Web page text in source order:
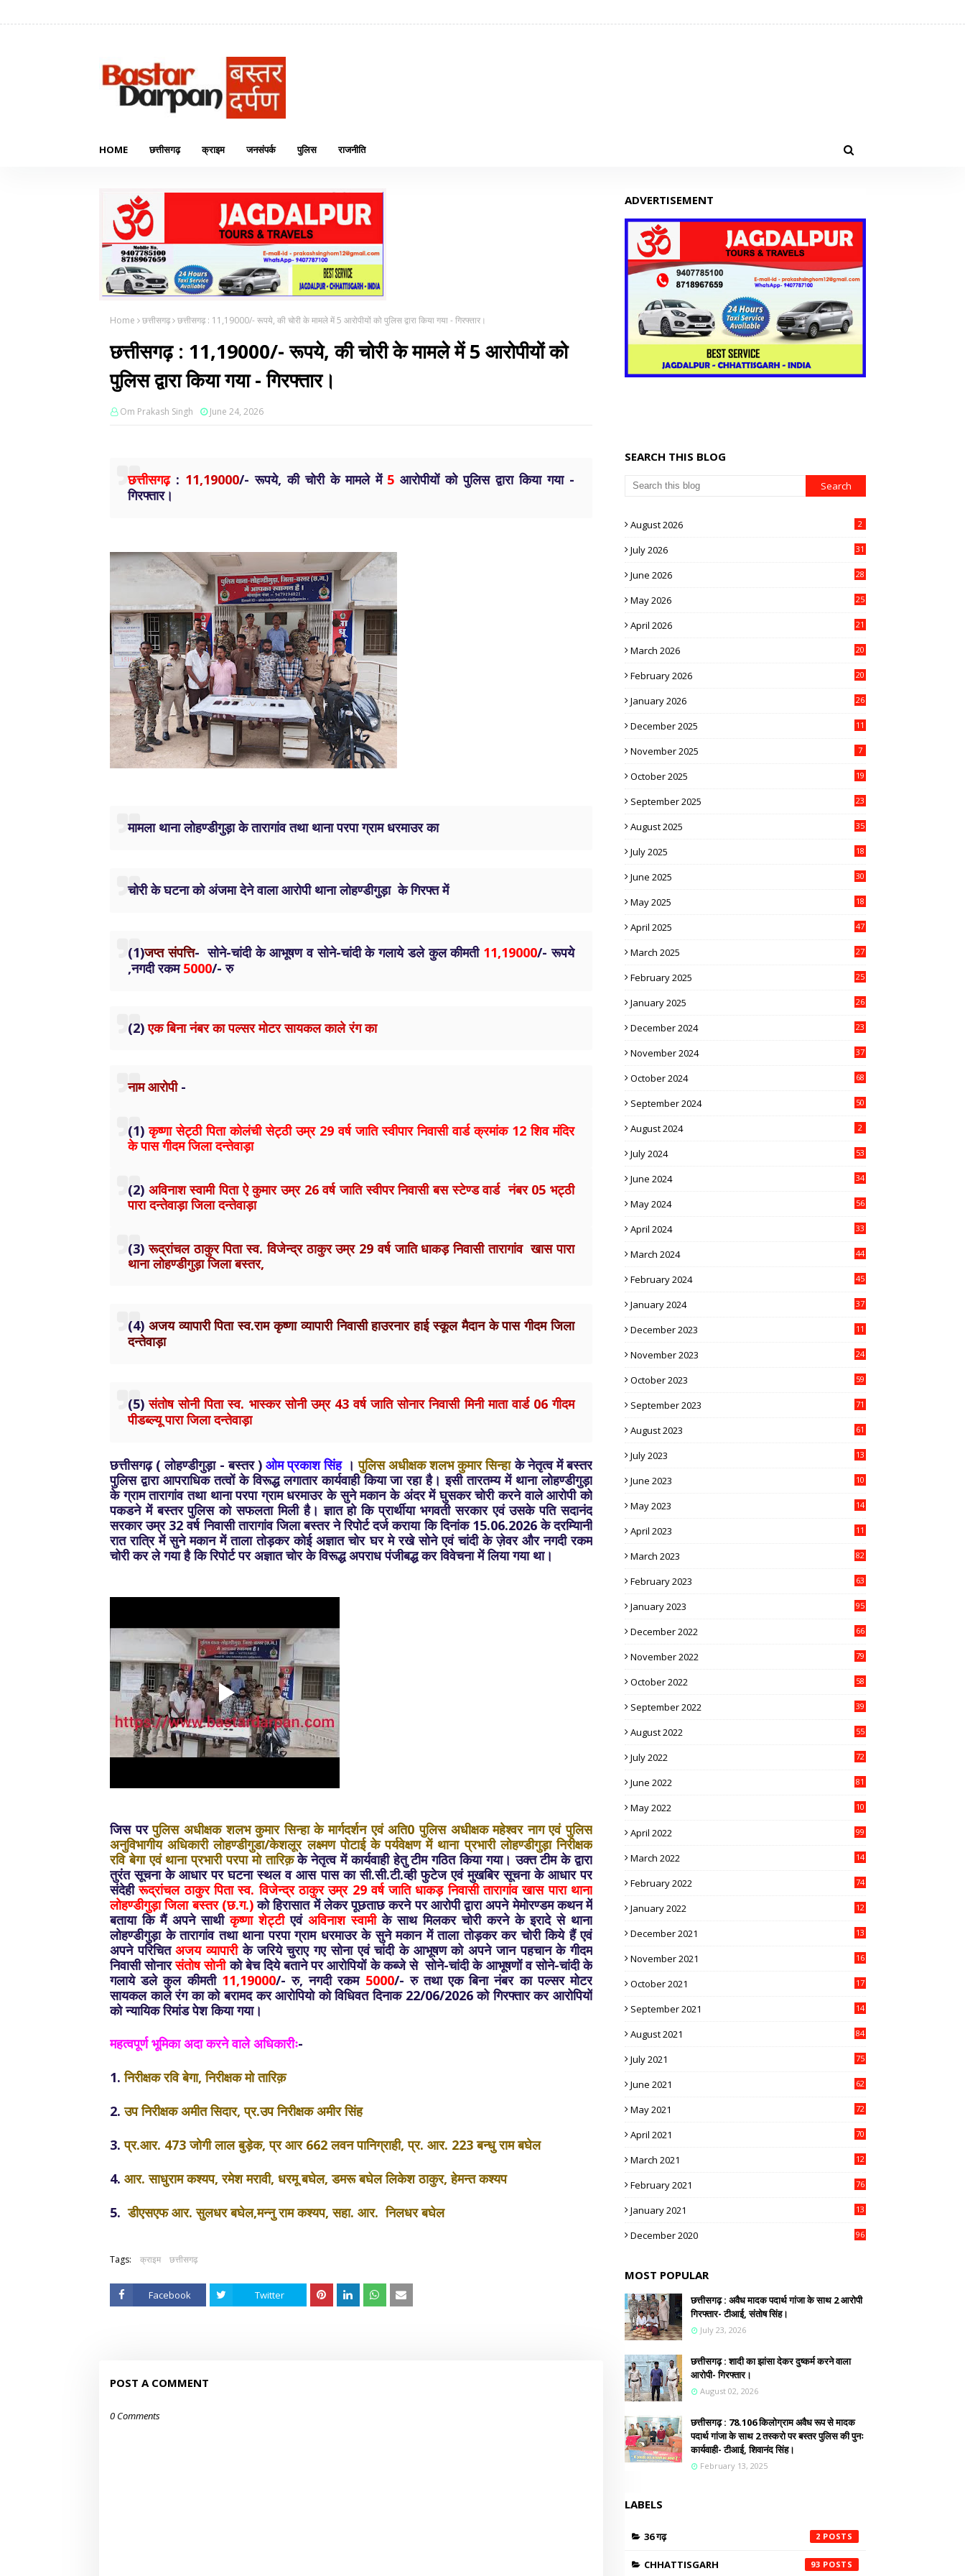
HOME छत्तीसगढ़ क्राइम जनसंपर्क पुलिस राजनीति
Home छत्तीसगढ़ छत्तीसगढ़ : 11,19000/- रूपये, की चोरी के मामले में 5 आरोपीयों को पुलिस द्वारा किया गया - गिरफ्तार।
छत्तीसगढ़ : 11,19000/- रूपये, की चोरी के मामले में 5 आरोपीयों को
पुलिस द्वारा किया गया - गिरफ्तार।
Om Prakash Singh June 24, 2026
छत्तीसगढ़ : 11,19000/- रूपये, की चोरी के मामले में 5 आरोपीयों को पुलिस द्वारा किया गया -
गिरफ्तार।
मामला थाना लोहण्डीगुड़ा के तारागांव तथा थाना परपा ग्राम धरमाउर का
चोरी के घटना को अंजमा देने वाला आरोपी थाना लोहण्डीगुड़ा के गिरफ्त में
(1)जप्त संपत्ति- सोने-चांदी के आभूषण व सोने-चांदी के गलाये डले कुल कीमती 11,19000/- रूपये
,नगदी रकम5000/- रु
(2)एक बिना नंबर का पल्सर मोटर सायकल काले रंग का
नाम आरोपी-
(1) कृष्णा सेट्ठी पिता कोलंची सेट्ठी उम्र 29 वर्ष जाति स्वीपार निवासी वार्ड क्रमांक 12 शिव मंदिर
के पास गीदम जिला दन्तेवाड़ा
(2) अविनाश स्वामी पिता ऐ कुमार उम्र 26 वर्ष जाति स्वीपर निवासी बस स्टेण्ड वार्ड नंबर 05 भट्ठी
पारा दन्तेवाड़ा जिला दन्तेवाड़ा
(3)रूद्रांचल ठाकुर पिता स्व. विजेन्द्र ठाकुर उम्र 29 वर्ष जाति धाकड़ निवासी तारागांव खास पारा
थाना लोहण्डीगुड़ा जिला बस्तर,
(4) अजय व्यापारी पिता स्व.राम कृष्णा व्यापारी निवासी हाउरनार हाई स्कूल मैदान के पास गीदम जिला
दन्तेवाड़ा
(5)संतोष सोनी पिता स्व. भास्कर सोनी उम्र 43 वर्ष जाति सोनार निवासी मिनी माता वार्ड 06 गीदम
पीडब्ल्यू पारा जिला दन्तेवाड़ा
छत्तीसगढ़ ( लोहण्डीगुड़ा - बस्तर )ओम प्रकाश सिंह।पुलिस अधीक्षक शलभ कुमार सिन्हाके नेतृत्व में बस्तर
पुलिस द्वारा आपराधिक तत्वों के विरूद्ध लगातार कार्यवाही किया जा रहा है। इसी तारतम्य में थाना लोहण्डीगुड़ा
के ग्राम तारागांव तथा थाना परपा ग्राम धरमाउर के सुने मकान के अंदर में घुसकर चोरी करने वाले आरोपी को
पकडने में बस्तर पुलिस को सफलता मिली है। ज्ञात हो कि प्रार्थीया भगवती सरकार एवं उसके पति सदानंद
सरकार उम्र 32 वर्ष निवासी तारागांव जिला बस्तर ने रिपोर्ट दर्ज कराया कि दिनांक 15.06.2026 के दरम्यिानी
रात रात्रि में सुने मकान में ताला तोड़कर कोई अज्ञात चोर घर मे रखे सोने एवं चांदी के ज़ेवर और नगदी रकम
चोरी कर ले गया है कि रिपोर्ट पर अज्ञात चोर के विरूद्ध अपराध पंजीबद्ध कर विवेचना में लिया गया था।
जिस परपुलिस अधीक्षक शलभ कुमार सिन्हा के मार्गदर्शन एवं अति0 पुलिस अधीक्षक महेश्वर नाग एवं पुलिस
अनुविभागीय अधिकारी लोहण्डीगुडा/केशलूर लक्ष्मण पोटाई के पर्यवेक्षण में थाना प्रभारी लोहण्डीगुड़ा निरीक्षक
रवि बेगा एवं थाना प्रभारी परपा मो तारिक़के नेतृत्व में कार्यवाही हेतु टीम गठित किया गया। उक्त टीम के द्वारा
तुरंत सूचना के आधार पर घटना स्थल व आस पास का सी.सी.टी.व्ही फुटेज एवं मुखबिर सूचना के आधार पर
संदेहीरूद्रांचल ठाकुर पिता स्व. विजेन्द्र ठाकुर उम्र 29 वर्ष जाति धाकड़ निवासी तारागांव खास पारा थाना
लोहण्डीगुड़ा जिला बस्तर (छ.ग.)को हिरासात में लेकर पूछताछ करने पर आरोपी द्वारा अपने मेमोरण्डम कथन में
बताया कि मैं अपने साथीकृष्णा शेट्टीएवं अविनाश स्वामीके साथ मिलकर चोरी करने के इरादे से थाना
लोहण्डीगुड़ा के तारागांव तथा थाना परपा ग्राम धरमाउर के सुने मकान में ताला तोड़कर कर चोरी किये हैं एवं
अपने परिचितअजय व्यापारीके जरिये चुराए गए सोना एवं चांदी के आभूषण को अपने जान पहचान के गीदम
निवासी सोनारसंतोष सोनीको बेच दिये बताने पर आरोपियों के कब्जे से सोने-चांदी के आभूषणों व सोने-चांदी के
गलाये डले कुल कीमती 11,19000/- रु, नगदी रकम 5000/- रु तथा एक बिना नंबर का पल्सर मोटर
सायकल काले रंग का को बरामद कर आरोपियो को विधिवत दिनाक 22/06/2026 को गिरफ्तार कर आरोपियों
को न्यायिक रिमांड पेश किया गया।
महत्वपूर्ण भूमिका अदा करने वाले अधिकारीः-
1.निरीक्षक रवि बेगा, निरीक्षक मो तारिक़
2.उप निरीक्षक अमीत सिदार, प्र.उप निरीक्षक अमीर सिंह
3.प्र.आर. 473 जोगी लाल बुड़ेक, प्र आर 662 लवन पानिग्राही, प्र. आर. 223 बन्धु राम बघेल
4. आर. साधुराम कश्यप, रमेश मरावी, धरमू बघेल, डमरू बघेल लिकेश ठाकुर, हेमन्त कश्यप
5.डीएसएफ आर. सुलधर बघेल,मन्नु राम कश्यप, सहा. आर. निलधर बघेल
Tags: क्राइम छत्तीसगढ़
Facebook Twitter
POST A COMMENT
0 Comments
ADVERTISEMENT
SEARCH THIS BLOG
August 2026 2
July 2026 31
June 2026 28
May 2026 25
April 2026 21
March 2026 20
February 2026 20
January 2026 26
December 2025 11
November 2025 7
October 2025 19
September 2025 23
August 2025 35
July 2025 18
June 2025 30
May 2025 18
April 2025 47
March 2025 27
February 2025 25
January 2025 26
December 2024 23
November 2024 37
October 2024 68
September 2024 50
August 2024 2
July 2024 53
June 2024 34
May 2024 56
April 2024 33
March 2024 44
February 2024 45
January 2024 37
December 2023 11
November 2023 24
October 2023 59
September 2023 71
August 2023 61
July 2023
13
June 2023
10
May 2023
14
April 2023
11
March 2023 82
February 2023 63
January 2023 95
December 2022 66
November 2022 79
October 2022 58
September 2022 39
August 2022 55
July 2022 72
June 2022 81
May 2022
10
April 2022 99
March 2022
14
February 2022 74
January 2022
12
December 2021
13
November 2021
16
October 2021
17
September 2021
14
August 2021 84
July 2021 75
June 2021 62
May 2021 72
April 2021 70
March 2021
12
February 2021 76
January 2021
13
December 2020 96
MOST POPULAR
छत्तीसगढ़ : अवैध मादक पदार्थ गांजा के साथ 2 आरोपी
गिरफ्तार- टीआई, संतोष सिंह।
July 23, 2026
छत्तीसगढ़ : शादी का झांसा देकर दुष्कर्म करने वाला
आरोपी- गिरफ्तार।
August 02, 2026
छत्तीसगढ़ : 78.106 किलोग्राम अवैध रूप से मादक
पदार्थ गांजा के साथ 2 तस्करो पर बस्तर पुलिस की पुनः
कार्यवाही- टीआई, शिवानंद सिंह।
February 13, 2025
LABELS
36 गढ़ 2
CHHATTISGARH 93